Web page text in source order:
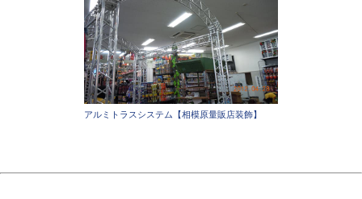
アルミトラスシステム【相模原量販店装飾】